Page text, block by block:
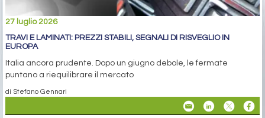
27 luglio 2026
TRAVI E LAMINATI: PREZZI STABILI, SEGNALI DI RISVEGLIO IN
EUROPA
Italia ancora prudente. Dopo un giugno debole, le fermate
puntano a riequilibrare il mercato
di Stefano Gennari